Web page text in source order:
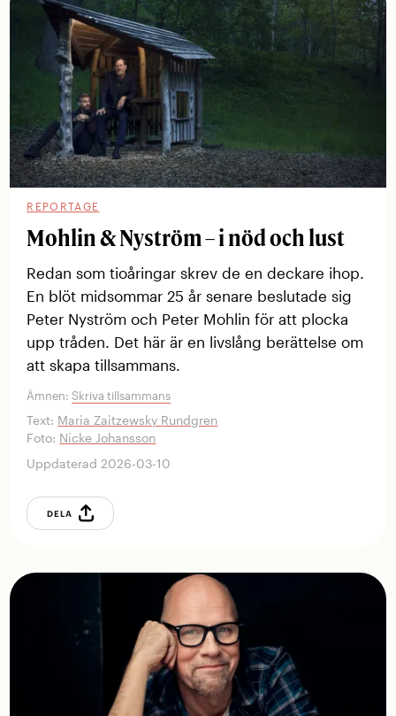
REPORTAGE
Mohlin & Nyström – i nöd och lust
Redan som tioåringar skrev de en ­deckare ihop.
En blöt midsommar 25 år ­senare beslutade sig
Peter Nyström och Peter ­Mohlin för att plocka
upp tråden. Det här är en livslång berättelse om
att skapa tillsammans.
Ämnen:Skriva tillsammans
Text: Maria Zaitzewsky Rundgren
Foto: Nicke Johansson
Uppdaterad 2026-03-10
DELA